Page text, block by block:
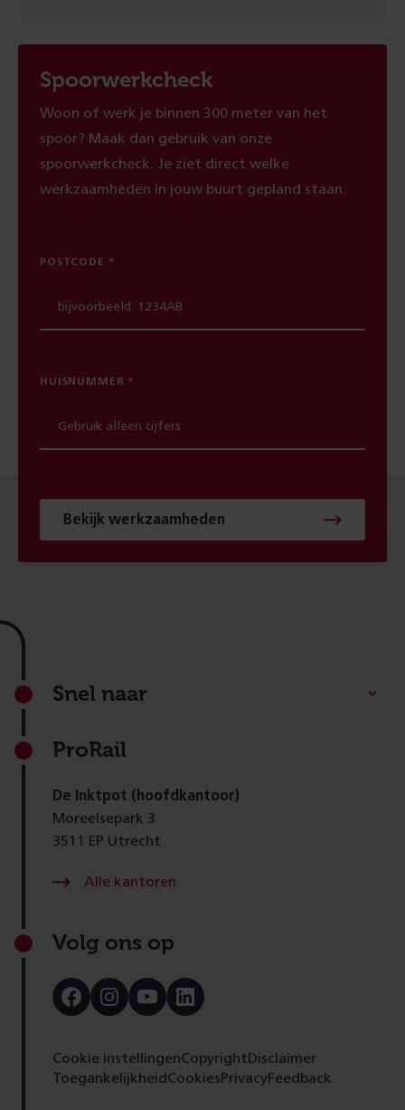
Spoorwerkcheck
Woon of werk je binnen 300 meter van het
spoor? Maak dan gebruik van onze
spoorwerkcheck. Je ziet direct welke
werkzaamheden in jouw buurt gepland staan.
POSTCODE
HUISNUMMER
Bekijk werkzaamheden
Footer
Snel naar
ProRail
De Inktpot (hoofdkantoor)
Moreelsepark 3
3511 EP Utrecht
Alle kantoren
Volg ons op
Bezoek
onze
Bezoek
onze
Bezoek
onze
Bezoek
onze
Cookie instellingenCopyright Disclaimer
Toegankelijkheid Cookies PrivacyFeedback